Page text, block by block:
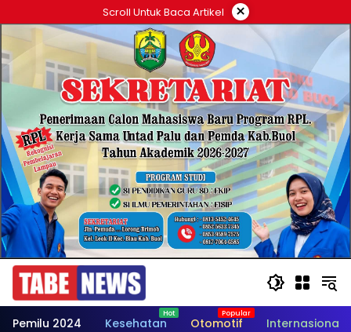
ke
konten
Scroll Untuk Baca Artikel ×
Pemilu 2024 Kesehatan Otomotif Internasional